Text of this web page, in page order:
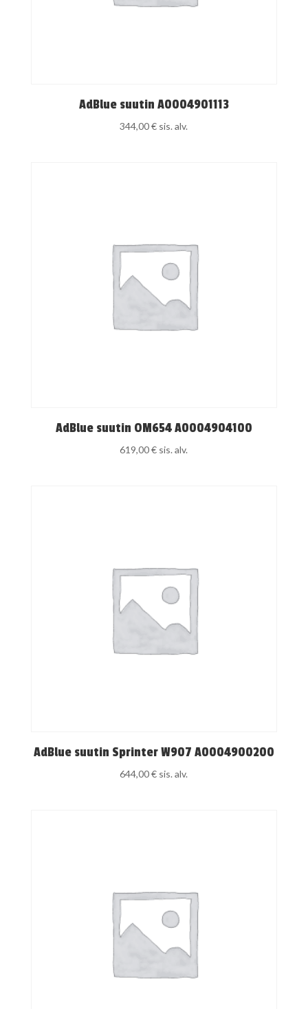
AdBlue suutin A0004901113
344,00€ sis. alv.
AdBlue suutin OM654 A0004904100
619,00€ sis. alv.
AdBlue suutin Sprinter W907 A0004900200
644,00€ sis. alv.